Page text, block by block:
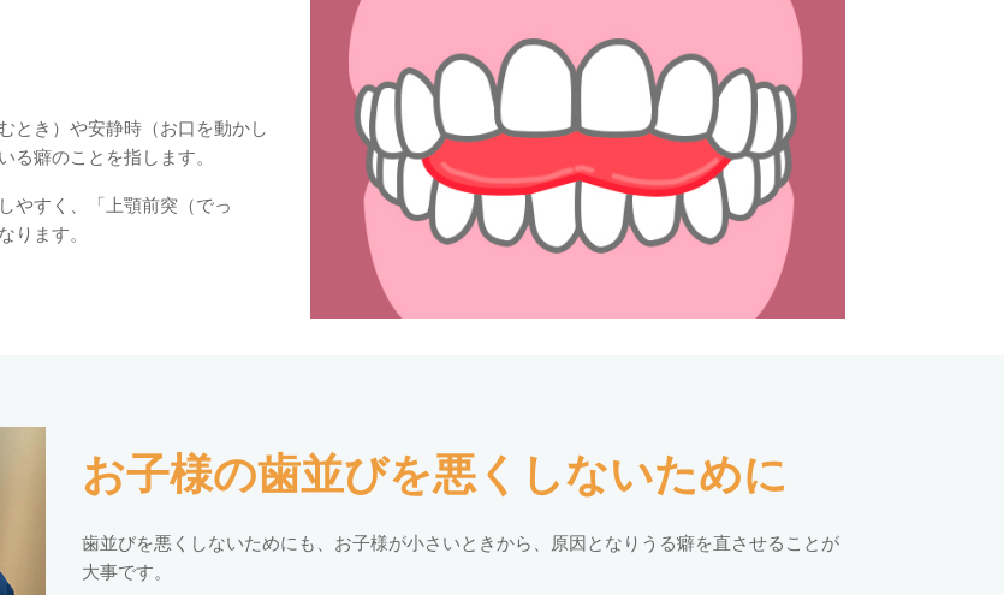
とき）や安静時（お口を動かし
る癖のことを指します。
やすく、「上顎前突（でっ
ります。
お子様の歯並びを悪くしないために
歯並びを悪くしないためにも、お子様が小さいときから、原因となりうる癖を直させることが
大事です。